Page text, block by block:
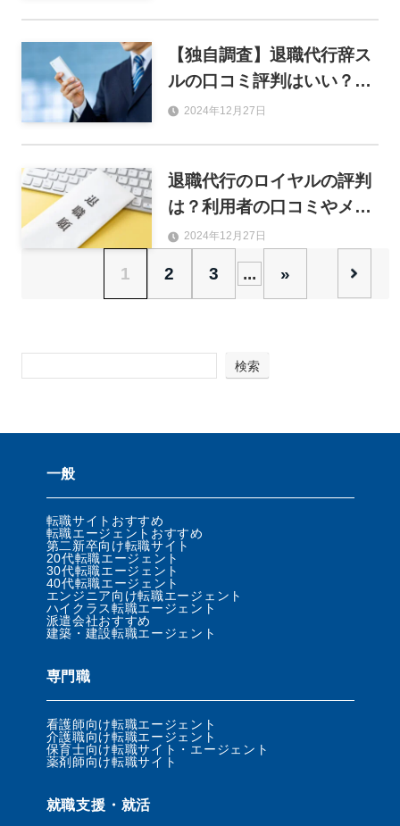
【独自調査】退職代行辞ス
ルの口コミ評判はいい？メ
リット・デメリットやおす
2024年12月27日
退職代行のロイヤルの評判
は？利用者の口コミやメリ
ット・デメリットを調査
2024年12月27日
1 2 3 ... »
検索
一般
転職サイトおすすめ
転職エージェントおすすめ
第二新卒向け転職サイト
20代転職エージェント
30代転職エージェント
40代転職エージェント
エンジニア向け転職エージェント
ハイクラス転職エージェント
派遣会社おすすめ
建築・建設転職エージェント
専門職
看護師向け転職エージェント
介護職向け転職エージェント
保育士向け転職サイト・エージェント
薬剤師向け転職サイト
就職支援・就活